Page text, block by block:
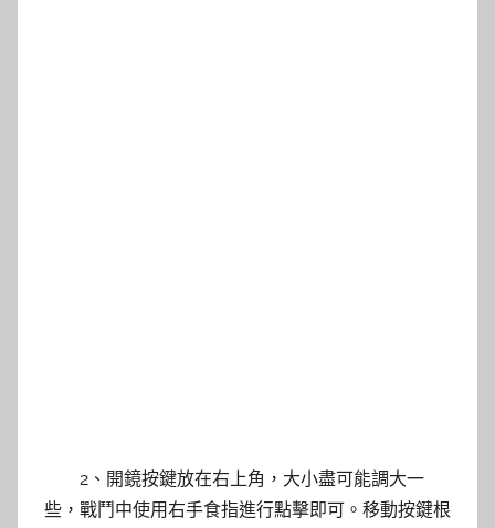
2、開鏡按鍵放在右上角，大小盡可能調大一
些，戰鬥中使用右手食指進行點擊即可。移動按鍵根